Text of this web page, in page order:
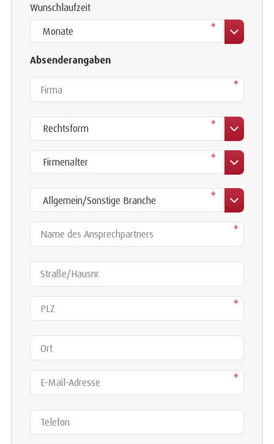
Wunschlaufzeit
*
Absenderangaben
Firma
*
*
Firmenalter *
Branche *
Name des Ansprechpartners *
Straße/Hausnr.
PLZ *
Ort
E-Mail-Adresse *
Telefon